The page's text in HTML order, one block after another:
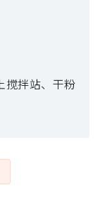
搅拌站、干粉